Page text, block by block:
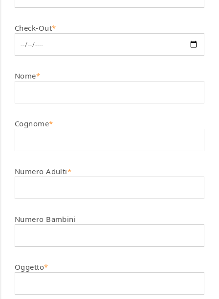
Check-Out*
Nome*
Cognome*
Numero Adulti*
Numero Bambini
Oggetto*